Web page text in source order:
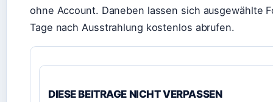
ohne Account. Daneben lassen sich ausgewählte
Tage nach Ausstrahlung kostenlos abrufen.
DIESE BEITRAGE NICHT VERPASSEN